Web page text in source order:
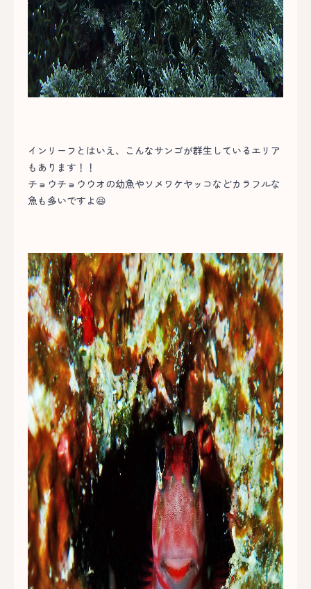
インリーフとはいえ、こんなサンゴが群生しているエリア
もあります！！
チョウチョウウオの幼魚やソメワケヤッコなどカラフルな
魚も多いですよ😆